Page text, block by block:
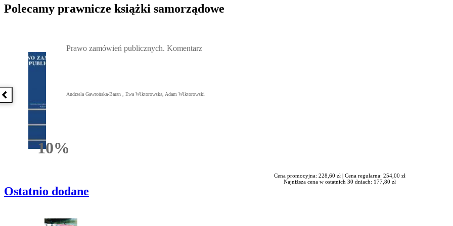
Polecamy prawnicze książki samorządowe
Poprzednia książka
10%Rabatu
Prawo zamówień publicznych. Komentarz
Andrzela Gawrońska-Baran , Ewa Wiktorowska, Adam Wiktorowski
Cena promocyjna: 228,60 zł | Cena regularna: 254,00 zł
Najniższa cena w ostatnich 30 dniach: 177,80 zł
Ostatnio dodane